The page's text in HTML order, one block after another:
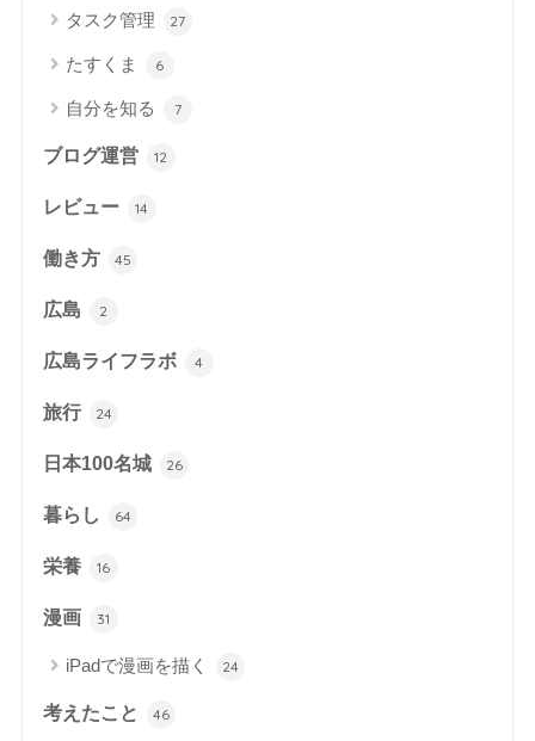
タスク管理 27
たすくま 6
自分を知る 7
ブログ運営 12
レビュー 14
働き方 45
広島 2
広島ライフラボ 4
旅行 24
日本100名城 26
暮らし 64
栄養 16
漫画 31
iPadで漫画を描く 24
考えたこと 46